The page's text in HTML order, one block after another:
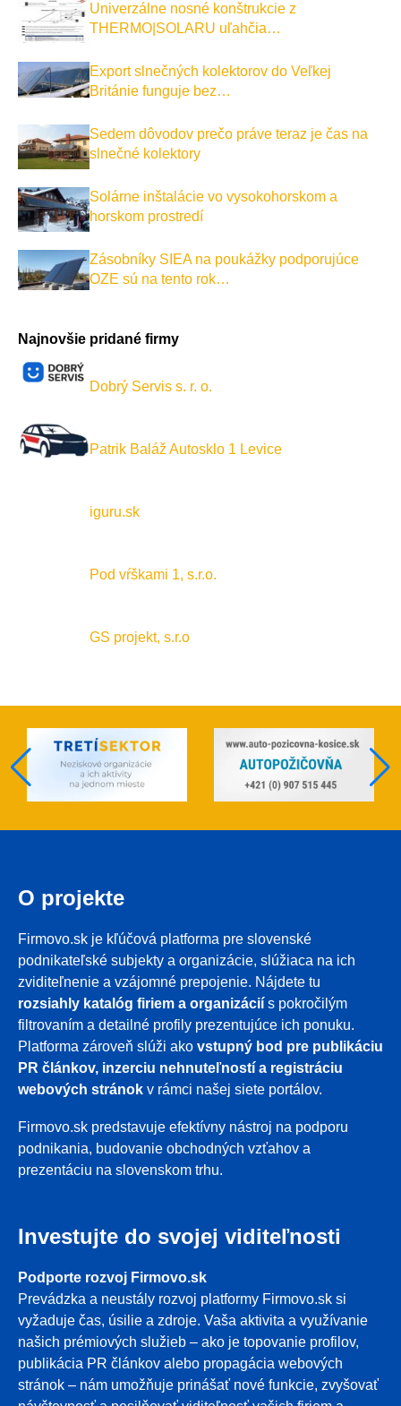
Univerzálne nosné konštrukcie z
THERMO|SOLARU uľahčia…
Export slnečných kolektorov do Veľkej
Británie funguje bez…
Sedem dôvodov prečo práve teraz je čas na
slnečné kolektory
Solárne inštalácie vo vysokohorskom a
horskom prostredí
Zásobníky SIEA na poukážky podporujúce
OZE sú na tento rok…
Najnovšie pridané firmy
Dobrý Servis s. r. o.
Patrik Baláž Autosklo 1 Levice
iguru.sk
Pod vŕškami 1, s.r.o.
GS projekt, s.r.o
O projekte
Firmovo.sk je kľúčová platforma pre slovenské
podnikateľské subjekty a organizácie, slúžiaca na ich
zviditeľnenie a vzájomné prepojenie. Nájdete tu
rozsiahly katalóg firiem a organizácií s pokročilým
filtrovaním a detailné profily prezentujúce ich ponuku.
Platforma zároveň slúži ako vstupný bod pre publikáciu
PR článkov, inzerciu nehnuteľností a registráciu
webových stránok v rámci našej siete portálov.
Firmovo.sk predstavuje efektívny nástroj na podporu
podnikania, budovanie obchodných vzťahov a
prezentáciu na slovenskom trhu.
Investujte do svojej viditeľnosti
Podporte rozvoj Firmovo.sk
Prevádzka a neustály rozvoj platformy Firmovo.sk si
vyžaduje čas, úsilie a zdroje. Vaša aktivita a využívanie
našich prémiových služieb – ako je topovanie profilov,
publikácia PR článkov alebo propagácia webových
stránok – nám umožňuje prinášať nové funkcie, zvyšovať